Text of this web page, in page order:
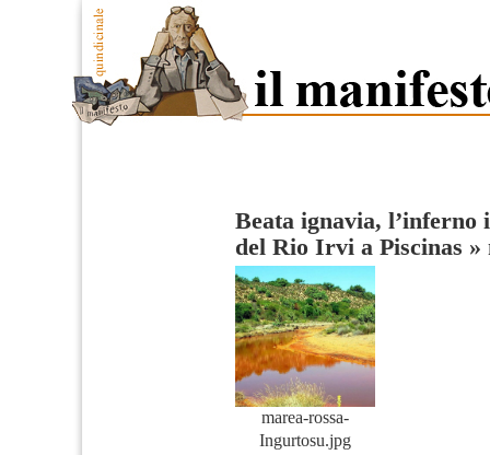
Beata ignavia, l’inferno
del Rio Irvi a Piscinas »
marea-rossa-
Ingurtosu.jpg